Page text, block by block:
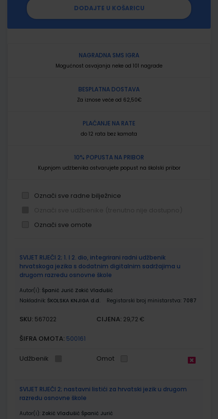
DODAJTE U KOŠARICU
NAGRADNA SMS IGRA
Mogućnost osvajanja neke od 101 nagrade
BESPLATNA DOSTAVA
Za iznose veće od 62,50€
PLAĆANJE NA RATE
do 12 rata bez kamata
10% POPUSTA NA PRIBOR
Kupnjom udžbenika ostvarujete popust na školski pribor
Označi sve radne bilježnice
Označi sve omote
proizvodi
SVIJET RIJEČI 2; 1. I 2. dio, integrirani radni udžbenik
hrvatskoga jezika s dodatnim digitalnim sadržajima u
drugom razredu osnovne škole
Autor(i): Španić Jurić Zokić Vladušić
Nakladnik: ŠKOLSKA KNJIGA d.d. Registarski broj ministarstva: 7087
SKU: 567022 CIJENA: 29,72 €
ŠIFRA OMOTA: 500161
Udžbenik Omot
SVIJET RIJEČI 2; nastavni listići za hrvatski jezik u drugom
razredu osnovne škole
Autor(i): Zokić Vladušić Španić Jurić